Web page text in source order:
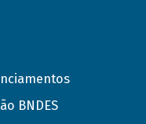
BNDES